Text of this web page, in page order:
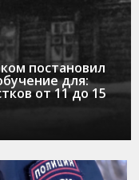
постановил
для:
от 11 до 15